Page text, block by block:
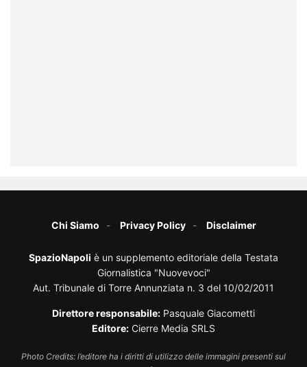
Chi Siamo Privacy Policy Disclaimer
SpazioNapoli è un supplemento editoriale della Testata
Giornalistica "Nuovevoci"
Aut. Tribunale di Torre Annunziata n. 3 del 10/02/2011
Direttore responsabile: Pasquale Giacometti
Editore: Cierre Media SRLS
Photo Credits: l’editore ha i diritti di utilizzo delle immagini presenti sul